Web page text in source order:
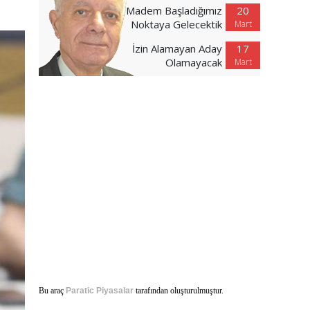
20
Mart
Madem Başladığımız
Noktaya Gelecektik
17
Mart
İzin Alamayan Aday
Olamayacak
Bu araç Paratic Piyasalar tarafından oluşturulmuştur.